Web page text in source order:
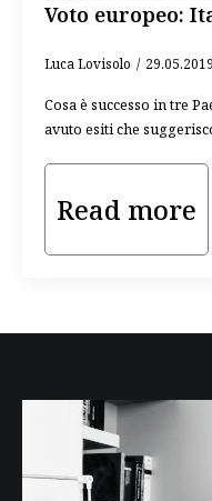
Voto europeo:
Luca Lovisolo 29.05.2019
Cosa è successo in tre
avuto esiti che
Read more